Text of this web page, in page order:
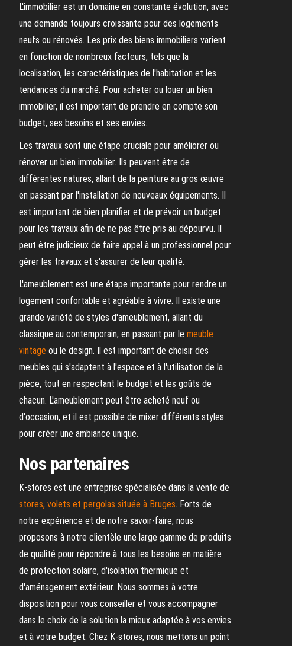
L'immobilier est un domaine en constante évolution, avec
une demande toujours croissante pour des logements
neufs ou rénovés. Les prix des biens immobiliers varient
en fonction de nombreux facteurs, tels que la
localisation, les caractéristiques de l'habitation et les
tendances du marché. Pour acheter ou louer un bien
immobilier, il est important de prendre en compte son
budget, ses besoins et ses envies.
Les travaux sont une étape cruciale pour améliorer ou
rénover un bien immobilier. Ils peuvent être de
différentes natures, allant de la peinture au gros œuvre
en passant par l'installation de nouveaux équipements. Il
est important de bien planifier et de prévoir un budget
pour les travaux afin de ne pas être pris au dépourvu. Il
peut être judicieux de faire appel à un professionnel pour
gérer les travaux et s'assurer de leur qualité.
L'ameublement est une étape importante pour rendre un
logement confortable et agréable à vivre. Il existe une
grande variété de styles d'ameublement, allant du
classique au contemporain, en passant par le meuble
vintage ou le design. Il est important de choisir des
meubles qui s'adaptent à l'espace et à l'utilisation de la
pièce, tout en respectant le budget et les goûts de
chacun. L'ameublement peut être acheté neuf ou
d'occasion, et il est possible de mixer différents styles
pour créer une ambiance unique.
Nos partenaires
K-stores est une entreprise spécialisée dans la vente de
stores, volets et pergolas située à Bruges. Forts de
notre expérience et de notre savoir-faire, nous
proposons à notre clientèle une large gamme de produits
de qualité pour répondre à tous les besoins en matière
de protection solaire, d'isolation thermique et
d'aménagement extérieur. Nous sommes à votre
disposition pour vous conseiller et vous accompagner
dans le choix de la solution la mieux adaptée à vos envies
et à votre budget. Chez K-stores, nous mettons un point